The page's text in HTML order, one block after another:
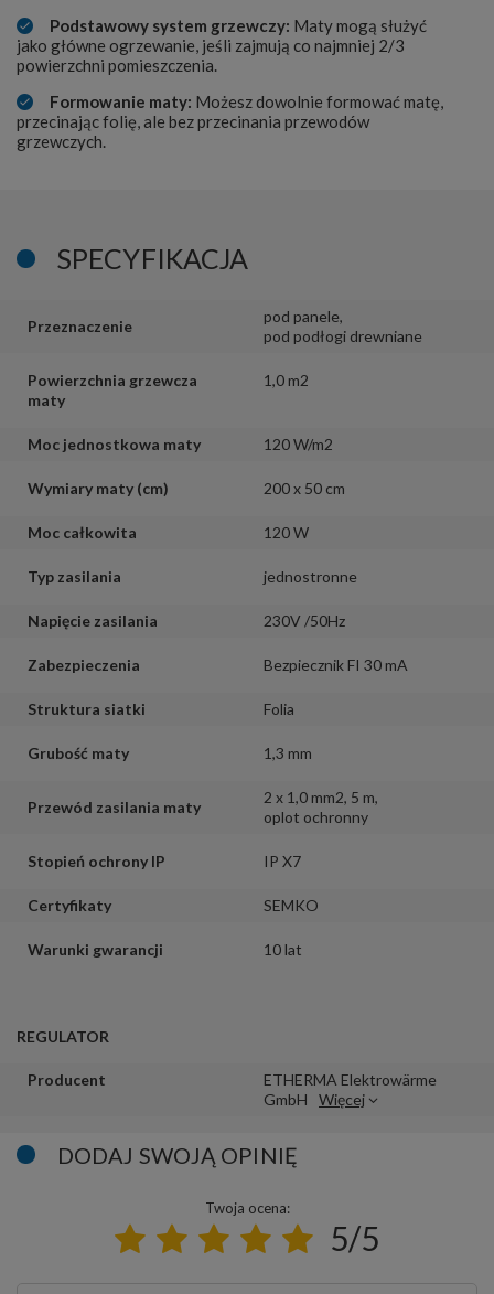
Podstawowy system grzewczy: Maty mogą służyć
jako główne ogrzewanie, jeśli zajmują co najmniej 2/3
powierzchni pomieszczenia.
Formowanie maty: Możesz dowolnie formować matę,
przecinając folię, ale bez przecinania przewodów
grzewczych.
SPECYFIKACJA
Przeznaczenie
pod panele,
pod podłogi drewniane
Powierzchnia grzewcza
maty
1,0 m2
Moc jednostkowa maty 120 W/m2
Wymiary maty (cm) 200 x 50 cm
Moc całkowita 120 W
Typ zasilania jednostronne
Napięcie zasilania 230V /50Hz
Zabezpieczenia Bezpiecznik FI 30 mA
Struktura siatki Folia
Grubość maty 1,3 mm
Przewód zasilania maty
2 x 1,0 mm2, 5 m,
oplot ochronny
Stopień ochrony IP IP X7
Certyfikaty SEMKO
Warunki gwarancji 10 lat
REGULATOR
Producent
ETHERMA Elektrowärme
GmbH
Więcej
DODAJ SWOJĄ OPINIĘ
Twoja ocena:
5/5